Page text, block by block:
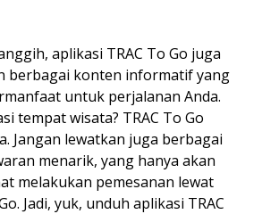
aplikasi TRAC To Go juga
berbagai konten informatif yang
untuk perjalanan Anda.
tempat wisata? TRAC To Go
Jangan lewatkan juga berbagai
menarik, yang hanya akan
melakukan pemesanan lewat
Jadi, yuk, unduh aplikasi TRAC